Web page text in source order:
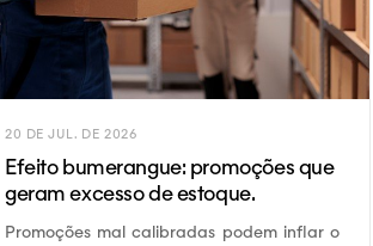
20 DE JUL. DE 2026
Efeito bumerangue: promoções que
geram excesso de estoque.
Promoções mal calibradas podem inflar o